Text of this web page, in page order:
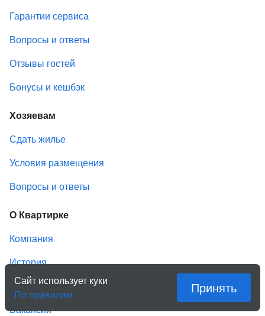
Гарантии сервиса
Вопросы и ответы
Отзывы гостей
Бонусы и кешбэк
Хозяевам
Сдать жилье
Условия размещения
Вопросы и ответы
О Квартирке
Компания
История
СМИ о нас
Вакансии
Сайт использует куки
По правилам
Принять